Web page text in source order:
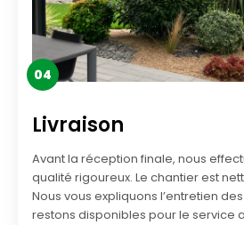
04
Livraison
Avant la réception finale, nous
qualité rigoureux. Le chantier est
Nous vous expliquons l’entretien
restons disponibles pour le service